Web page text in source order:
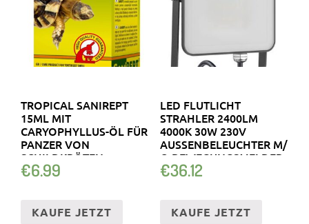
TROPICAL SANIREPT
15ML MIT
CARYOPHYLLUS-ÖL FÜR
PANZER VON
SCHILDKRÖTEN
TERRARIUM
€6.99
KAUFE JETZT
LED FLUTLICHT
STRAHLER 2400LM
4000K 30W 230V
AUSSENBELEUCHTER M/ O
BEWEGUNGSMELDER
€36.12
KAUFE JETZT